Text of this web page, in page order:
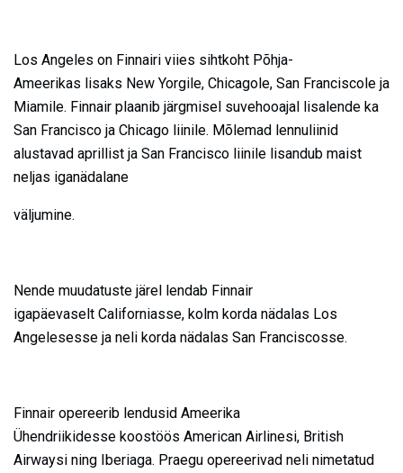
Los Angeles on Finnairi viies sihtkoht Põhja-
Ameerikas lisaks New Yorgile, Chicagole, San Franciscole ja
Miamile. Finnair plaanib järgmisel suvehooajal lisalende ka
San Francisco ja Chicago liinile. Mõlemad lennuliinid
alustavad aprillist ja San Francisco liinile lisandub maist
neljas iganädalane
väljumine.
Nende muudatuste järel lendab Finnair
igapäevaselt Californiasse, kolm korda nädalas Los
Angelesesse ja neli korda nädalas San Franciscosse.
Finnair opereerib lendusid Ameerika
Ühendriikidesse koostöös American Airlinesi, British
Airwaysi ning Iberiaga. Praegu opereerivad neli nimetatud